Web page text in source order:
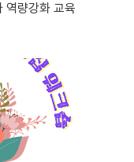
역량강화 교육